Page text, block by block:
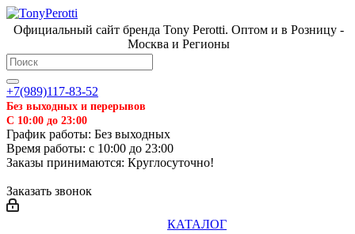
Официальный сайт бренда Tony Perotti. Оптом и в Розницу -
Москва и Регионы
+7(989)117-83-52
Без выходных и перерывов
С 10:00 до 23:00
График работы: Без выходных
Время работы: с 10:00 до 23:00
Заказы принимаются: Круглосуточно!
Заказать звонок
КАТАЛОГ